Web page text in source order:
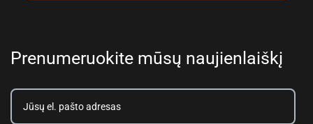
Prenumeruokite mūsų naujienlaiškį